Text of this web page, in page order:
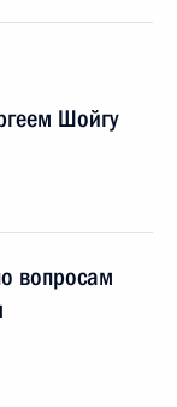
Шойгу
вопросам